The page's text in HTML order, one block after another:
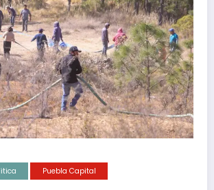
Puebla Capital